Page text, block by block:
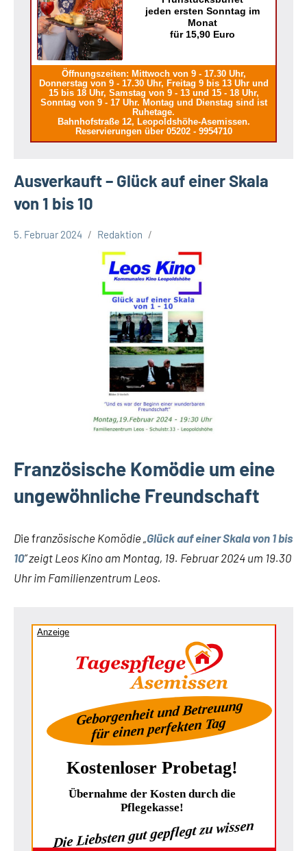
jeden ersten Sonntag im
Monat
für 15,90 Euro
Öffnungszeiten: Mittwoch von 9 - 17.30 Uhr,
Donnerstag von 9 - 17.30 Uhr, Freitag 9 bis 13 Uhr und
15 bis 18 Uhr, Samstag von 9 - 13 und 15 - 18 Uhr,
Sonntag von 9 - 17 Uhr. Montag und Dienstag sind ist
Ruhetage.
Bahnhofstraße 12, Leopoldshöhe-Asemissen.
Reservierungen über 05202 - 9954710
Ausverkauft – Glück auf einer Skala
von 1 bis 10
5. Februar 2024 Redaktion
Französische Komödie um eine
ungewöhnliche Freundschaft
Die französische Komödie „ Glück auf einer Skala von 1 bis
10“ zeigt Leos Kino am Montag, 19. Februar 2024 um 19.30
Uhr im Familienzentrum Leos.
Anzeige
Geborgenheit und Betreuung
für einen perfekten Tag
Kostenloser Probetag!
Übernahme der Kosten durch die
Pflegekasse!
Die Liebsten gut gepflegt zu wissen